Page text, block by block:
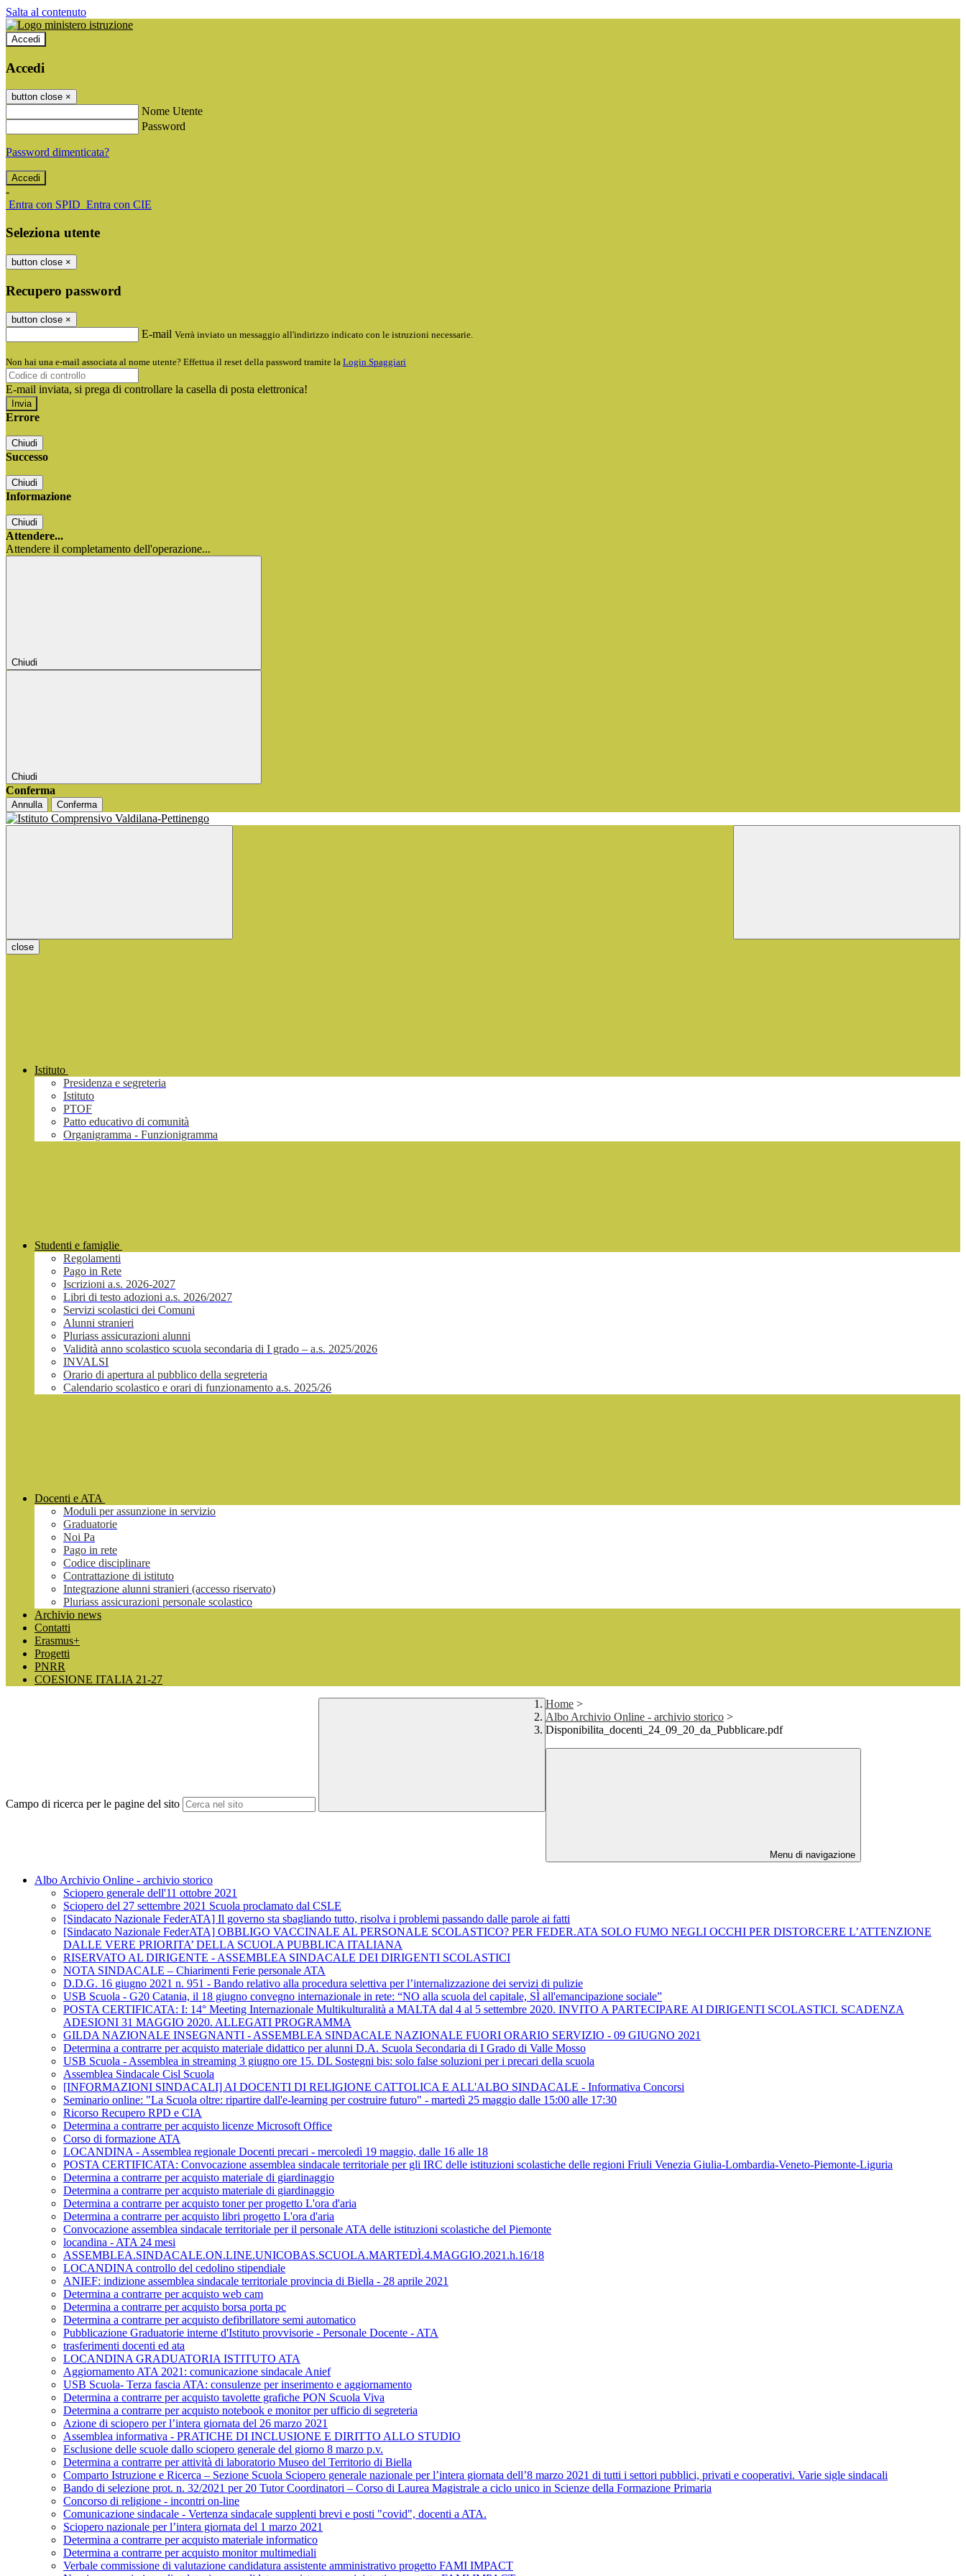
Salta al contenuto
Accedi
Accedi
button close ×
Nome Utente
Password
Password dimenticata?
-
Entra con SPID Entra con CIE
Seleziona utente
button close ×
Recupero password
button close ×
E-mail Verrà inviato un messaggio all'indirizzo indicato con le istruzioni necessarie.
Non hai una e-mail associata al nome utente? Effettua il reset della password tramite la Login Spaggiari
E-mail inviata, si prega di controllare la casella di posta elettronica!
Errore
Chiudi
Successo
Chiudi
Informazione
Chiudi
Attendere...
Attendere il completamento dell'operazione...
Chiudi
Chiudi
Conferma
Annulla Conferma
close
Istituto
Presidenza e segreteria
Istituto
PTOF
Patto educativo di comunità
Organigramma - Funzionigramma
Studenti e famiglie
Regolamenti
Pago in Rete
Iscrizioni a.s. 2026-2027
Libri di testo adozioni a.s. 2026/2027
Servizi scolastici dei Comuni
Alunni stranieri
Pluriass assicurazioni alunni
Validità anno scolastico scuola secondaria di I grado – a.s. 2025/2026
INVALSI
Orario di apertura al pubblico della segreteria
Calendario scolastico e orari di funzionamento a.s. 2025/26
Docenti e ATA
Moduli per assunzione in servizio
Graduatorie
Noi Pa
Pago in rete
Codice disciplinare
Contrattazione di istituto
Integrazione alunni stranieri (accesso riservato)
Pluriass assicurazioni personale scolastico
Archivio news
Contatti
Erasmus+
Progetti
PNRR
COESIONE ITALIA 21-27
Campo di ricerca per le pagine del sito
Home >
Albo Archivio Online - archivio storico >
Disponibilita_docenti_24_09_20_da_Pubblicare.pdf
Menu di navigazione
Albo Archivio Online - archivio storico
Sciopero generale dell'11 ottobre 2021
Sciopero del 27 settembre 2021 Scuola proclamato dal CSLE
[Sindacato Nazionale FederATA] Il governo sta sbagliando tutto, risolva i problemi passando dalle parole ai fatti
[Sindacato Nazionale FederATA] OBBLIGO VACCINALE AL PERSONALE SCOLASTICO? PER FEDER.ATA SOLO FUMO NEGLI OCCHI PER DISTORCERE L’ATTENZIONE
DALLE VERE PRIORITA’ DELLA SCUOLA PUBBLICA ITALIANA
RISERVATO AL DIRIGENTE - ASSEMBLEA SINDACALE DEI DIRIGENTI SCOLASTICI
NOTA SINDACALE – Chiarimenti Ferie personale ATA
D.D.G. 16 giugno 2021 n. 951 - Bando relativo alla procedura selettiva per l’internalizzazione dei servizi di pulizie
USB Scuola - G20 Catania, il 18 giugno convegno internazionale in rete: “NO alla scuola del capitale, SÌ all'emancipazione sociale”
POSTA CERTIFICATA: I: 14° Meeting Internazionale Multikulturalità a MALTA dal 4 al 5 settembre 2020. INVITO A PARTECIPARE AI DIRIGENTI SCOLASTICI. SCADENZA
ADESIONI 31 MAGGIO 2020. ALLEGATI PROGRAMMA
GILDA NAZIONALE INSEGNANTI - ASSEMBLEA SINDACALE NAZIONALE FUORI ORARIO SERVIZIO - 09 GIUGNO 2021
Determina a contrarre per acquisto materiale didattico per alunni D.A. Scuola Secondaria di I Grado di Valle Mosso
USB Scuola - Assemblea in streaming 3 giugno ore 15. DL Sostegni bis: solo false soluzioni per i precari della scuola
Assemblea Sindacale Cisl Scuola
[INFORMAZIONI SINDACALI] AI DOCENTI DI RELIGIONE CATTOLICA E ALL'ALBO SINDACALE - Informativa Concorsi
Seminario online: "La Scuola oltre: ripartire dall'e-learning per costruire futuro" - martedì 25 maggio dalle 15:00 alle 17:30
Ricorso Recupero RPD e CIA
Determina a contrarre per acquisto licenze Microsoft Office
Corso di formazione ATA
LOCANDINA - Assemblea regionale Docenti precari - mercoledì 19 maggio, dalle 16 alle 18
POSTA CERTIFICATA: Convocazione assemblea sindacale territoriale per gli IRC delle istituzioni scolastiche delle regioni Friuli Venezia Giulia-Lombardia-Veneto-Piemonte-Liguria
Determina a contrarre per acquisto materiale di giardinaggio
Determina a contrarre per acquisto materiale di giardinaggio
Determina a contrarre per acquisto toner per progetto L'ora d'aria
Determina a contrarre per acquisto libri progetto L'ora d'aria
Convocazione assemblea sindacale territoriale per il personale ATA delle istituzioni scolastiche del Piemonte
locandina - ATA 24 mesi
ASSEMBLEA.SINDACALE.ON.LINE.UNICOBAS.SCUOLA.MARTEDÌ.4.MAGGIO.2021.h.16/18
LOCANDINA controllo del cedolino stipendiale
ANIEF: indizione assemblea sindacale territoriale provincia di Biella - 28 aprile 2021
Determina a contrarre per acquisto web cam
Determina a contrarre per acquisto borsa porta pc
Determina a contrarre per acquisto defibrillatore semi automatico
Pubblicazione Graduatorie interne d'Istituto provvisorie - Personale Docente - ATA
trasferimenti docenti ed ata
LOCANDINA GRADUATORIA ISTITUTO ATA
Aggiornamento ATA 2021: comunicazione sindacale Anief
USB Scuola- Terza fascia ATA: consulenze per inserimento e aggiornamento
Determina a contrarre per acquisto tavolette grafiche PON Scuola Viva
Determina a contrarre per acquisto notebook e monitor per ufficio di segreteria
Azione di sciopero per l’intera giornata del 26 marzo 2021
Assemblea informativa - PRATICHE DI INCLUSIONE E DIRITTO ALLO STUDIO
Esclusione delle scuole dallo sciopero generale del giorno 8 marzo p.v.
Determina a contrarre per attività di laboratorio Museo del Territorio di Biella
Comparto Istruzione e Ricerca – Sezione Scuola Sciopero generale nazionale per l’intera giornata dell’8 marzo 2021 di tutti i settori pubblici, privati e cooperativi. Varie sigle sindacali
Bando di selezione prot. n. 32/2021 per 20 Tutor Coordinatori – Corso di Laurea Magistrale a ciclo unico in Scienze della Formazione Primaria
Concorso di religione - incontri on-line
Comunicazione sindacale - Vertenza sindacale supplenti brevi e posti "covid", docenti a ATA.
Sciopero nazionale per l’intera giornata del 1 marzo 2021
Determina a contrarre per acquisto materiale informatico
Determina a contrarre per acquisto monitor multimediali
Verbale commissione di valutazione candidatura assistente amministrativo progetto FAMI IMPACT